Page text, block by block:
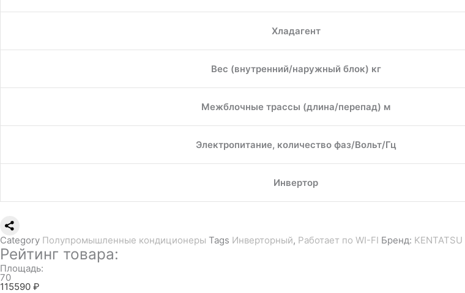
Хладагент
Вес (внутренний/наружный блок) кг
Межблочные трассы (длина/перепад) м
Электропитание, количество фаз/Вольт/Гц
Инвертор
Category Полупромышленные кондиционеры Tags Инверторный, Работает по WI-FI Бренд: KENTATSU
Рейтинг товара:
Площадь:
70
115590 ₽